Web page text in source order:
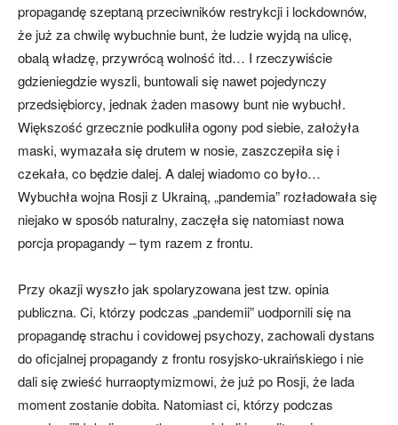
propagandę szeptaną przeciwników restrykcji i lockdownów,
że już za chwilę wybuchnie bunt, że ludzie wyjdą na ulicę,
obalą władzę, przywrócą wolność itd… I rzeczywiście
gdzieniegdzie wyszli, buntowali się nawet pojedynczy
przedsiębiorcy, jednak żaden masowy bunt nie wybuchł.
Większość grzecznie podkuliła ogony pod siebie, założyła
maski, wymazała się drutem w nosie, zaszczepiła się i
czekała, co będzie dalej. A dalej wiadomo co było…
Wybuchła wojna Rosji z Ukrainą, „pandemia” rozładowała się
niejako w sposób naturalny, zaczęła się natomiast nowa
porcja propagandy – tym razem z frontu.
Przy okazji wyszło jak spolaryzowana jest tzw. opinia
publiczna. Ci, którzy podczas „pandemii” uodpornili się na
propagandę strachu i covidowej psychozy, zachowali dystans
do oficjalnej propagandy z frontu rosyjsko-ukraińskiego i nie
dali się zwieść hurraoptymizmowi, że już po Rosji, że lada
moment zostanie dobita. Natomiast ci, którzy podczas